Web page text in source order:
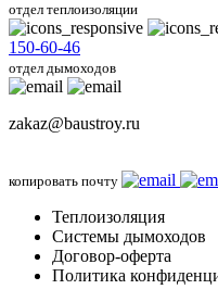
отдел теплоизоляции
150-60-46
отдел дымоходов
zakaz@baustroy.ru
копировать почту
Теплоизоляция
Системы дымоходов
Договор-оферта
Политика